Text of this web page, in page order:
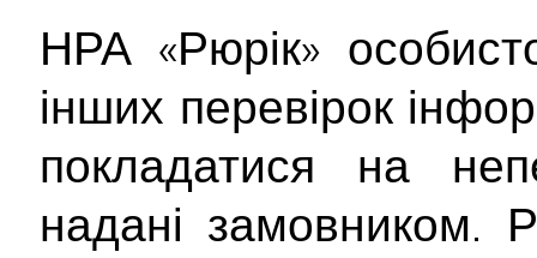
НРА «Рюрік»
інших перевірок
покладатися на
надані замовником.